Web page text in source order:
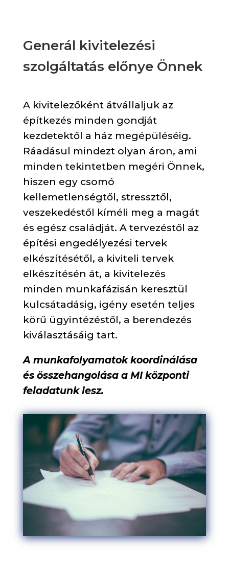
Generál kivitelezési
szolgáltatás előnye Önnek
A kivitelezőként átvállaljuk az
építkezés minden gondját
kezdetektől a ház megépüléséig.
Ráadásul mindezt olyan áron, ami
minden tekintetben megéri Önnek,
hiszen egy csomó
kellemetlenségtől, stressztől,
veszekedéstől kíméli meg a magát
és egész családját. A tervezéstől az
építési engedélyezési tervek
elkészítésétől, a kiviteli tervek
elkészítésén át, a kivitelezés
minden munkafázisán keresztül
kulcsátadásig, igény esetén teljes
körű ügyintézéstől, a berendezés
kiválasztásáig tart.
A munkafolyamatok koordinálása
és összehangolása a MI központi
feladatunk lesz.